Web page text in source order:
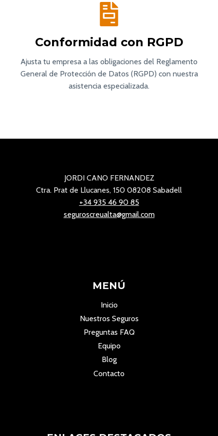
Conformidad con RGPD
Ajusta tu empresa a las obligaciones del Reglamento
General de Protección de Datos (RGPD) con nuestra
asistencia especializada.
JORDI CANO FERNANDEZ
Ctra. Prat de Llucanes, 150 08208 Sabadell
+34 935 46 90 85
seguroscreualta@gmail.com
MENÚ
Inicio
Nuestros Seguros
Preguntas FAQ
Equipo
Blog
Contacto